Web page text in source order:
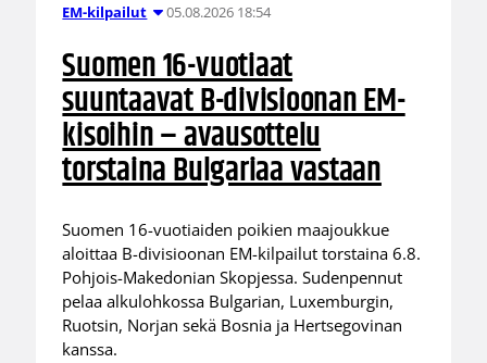
EM-kilpailut 05.08.2026 18:54
Suomen 16-vuotiaat
suuntaavat B-divisioonan EM-
kisoihin – avausottelu
torstaina Bulgariaa vastaan
Suomen 16-vuotiaiden poikien maajoukkue
aloittaa B-divisioonan EM-kilpailut torstaina 6.8.
Pohjois-Makedonian Skopjessa. Sudenpennut
pelaa alkulohkossa Bulgarian, Luxemburgin,
Ruotsin, Norjan sekä Bosnia ja Hertsegovinan
kanssa.